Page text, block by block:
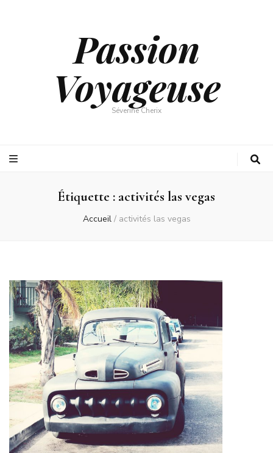
Passion
Voyageuse
Séverine Cherix
Étiquette : activités las vegas
Accueil / activités las vegas